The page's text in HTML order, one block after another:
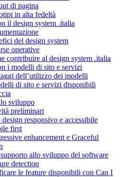
di pagina
in alta fedeltà
il design system .italia
del design system
operative
contribuire al design system .italia
i modelli di sito e servizi
dell’utilizzo dei modelli
di sito e servizi disponibili
sviluppo
preliminari
responsivo e accessibile
first
enhancement e Graceful
allo sviluppo del software
detection
le feature disponibili con Can I